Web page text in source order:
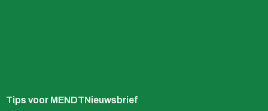
Tips voor MENDTNieuwsbrief